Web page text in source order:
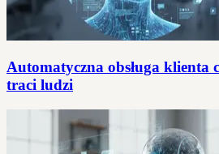
Automatyczna obsługa klienta
traci ludzi